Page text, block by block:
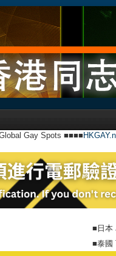
Gay Spots ■■■■
■日本
■泰國